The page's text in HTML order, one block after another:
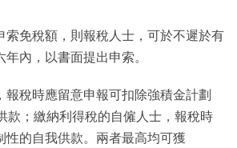
索免稅額，則報稅人士，可於不遲於有
內，以書面提出申索。
報稅時應留意申報可扣除強積金計劃
款；繳納利得稅的自僱人士，報稅時
性的自我供款。兩者最高均可獲